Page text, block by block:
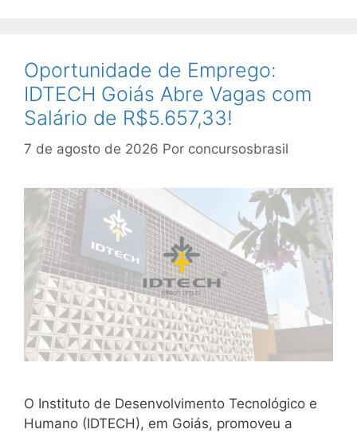
Oportunidade de Emprego:
IDTECH Goiás Abre Vagas com
Salário de R$5.657,33!
7 de agosto de 2026 Por concursosbrasil
O Instituto de Desenvolvimento Tecnológico e
Humano (IDTECH), em Goiás, promoveu a